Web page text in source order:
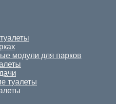
модули для парков
туалеты